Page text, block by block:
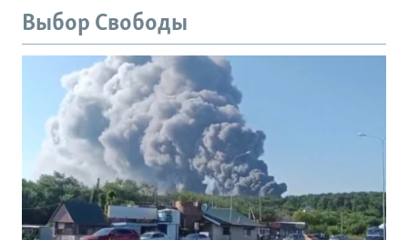
Выбор Свободы